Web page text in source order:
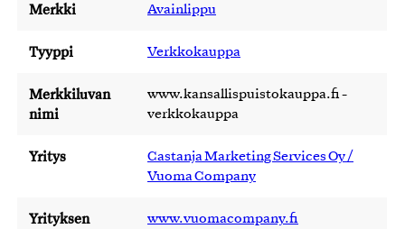
Merkki Avainlippu
Tyyppi Verkkokauppa
Merkkiluvan
nimi
www.kansallispuistokauppa.fi -
verkkokauppa
Yritys
Castanja Marketing Services Oy /
Vuoma Company
Yrityksen
www.vuomacompany.fi